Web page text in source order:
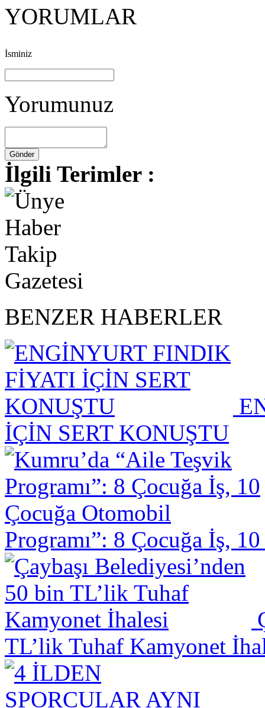
YORUMLAR
İsminiz
Yorumunuz
İlgili Terimler :
BENZER HABERLER
İÇİN SERT KONUŞTU
Programı”: 8 Çocuğa İş,
TL’lik Tuhaf Kamyonet